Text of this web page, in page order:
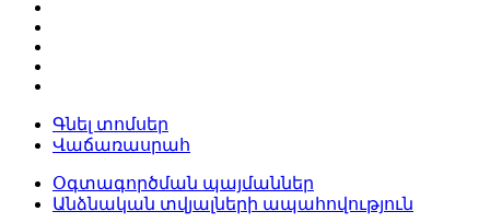
Գնել տոմսեր
Վաճառասրահ
Օգտագործման պայմաններ
Անձնական տվյալների ապահովություն